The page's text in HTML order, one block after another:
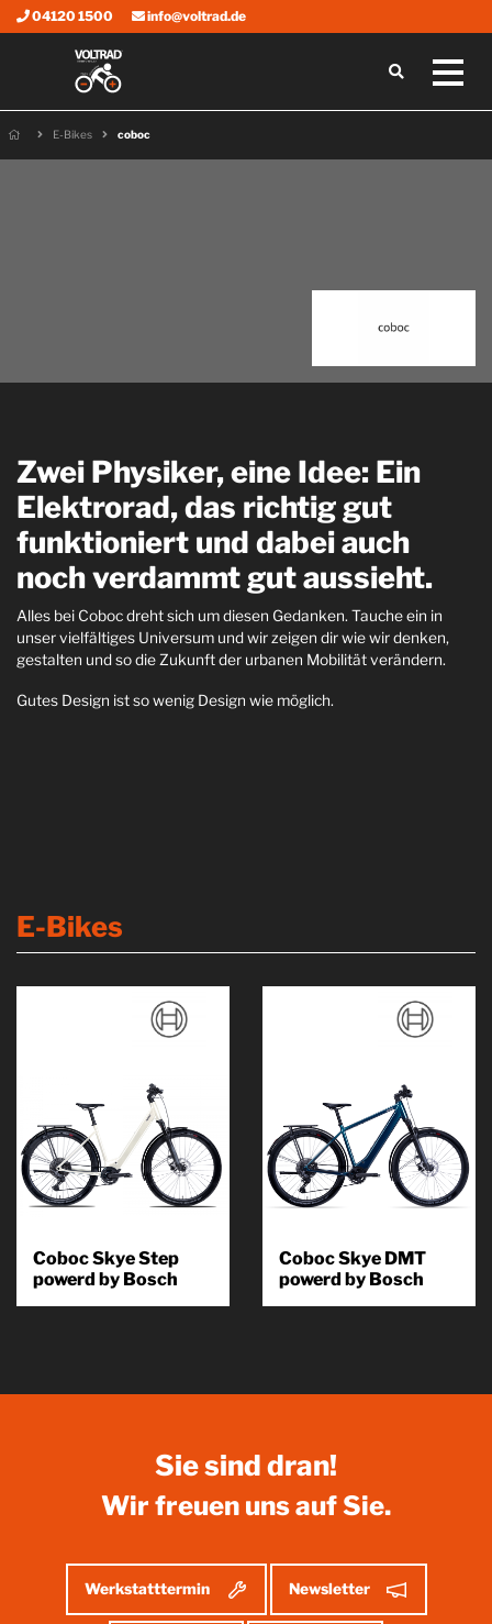
04120 1500 info@voltrad.de
E-Bikes coboc
Zwei Physiker, eine Idee: Ein
Elektrorad, das richtig gut
funktioniert und dabei auch
noch verdammt gut aussieht.
Alles bei Coboc dreht sich um diesen Gedanken. Tauche ein in
unser vielfältiges Universum und wir zeigen dir wie wir denken,
gestalten und so die Zukunft der urbanen Mobilität verändern.
Gutes Design ist so wenig Design wie möglich.
E-Bikes
Coboc Skye Step
powerd by Bosch
Coboc Skye DMT
powerd by Bosch
Sie sind dran!
Wir freuen uns auf Sie.
Werkstatttermin Newsletter